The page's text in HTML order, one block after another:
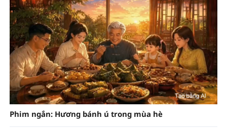
Phim ngắn: Hương bánh ú trong mùa hè